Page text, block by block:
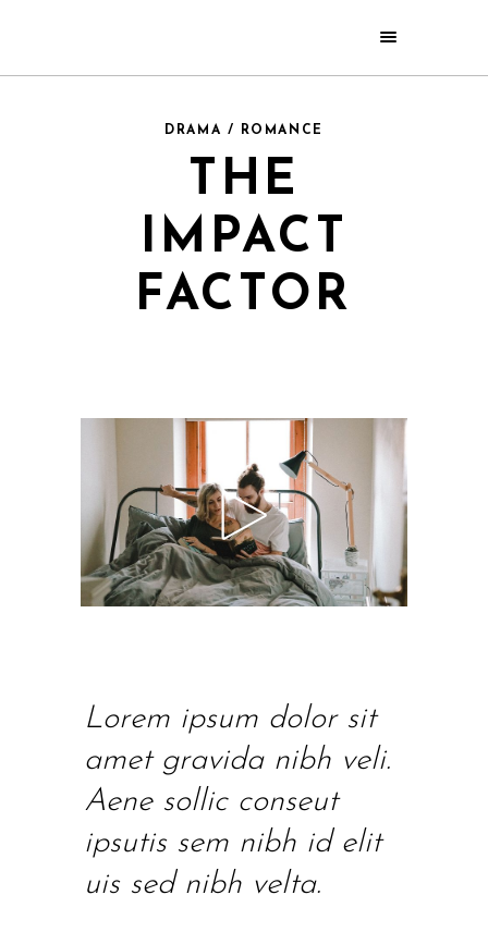
DRAMA / ROMANCE
THE
IMPACT
FACTOR
Lorem ipsum dolor sit
amet gravida nibh veli.
Aene sollic conseut
ipsutis sem nibh id elit
uis sed nibh velta.